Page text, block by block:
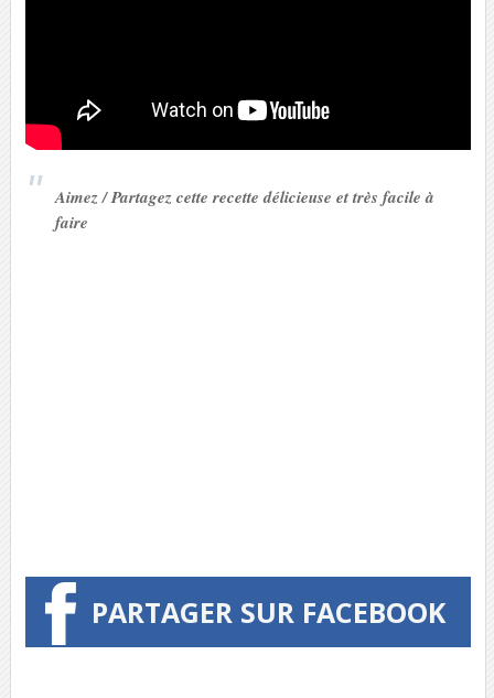
Aimez / Partagez cette recette délicieuse et très facile à
faire
PARTAGER SUR FACEBOOK